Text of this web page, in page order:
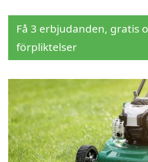
Få 3 erbjudanden, gratis
förpliktelser